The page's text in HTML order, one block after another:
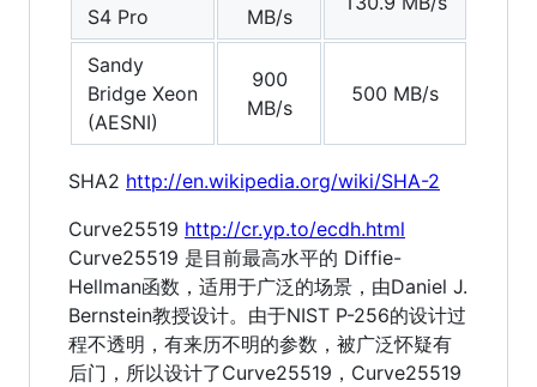
S4 Pro
MB/s
Sandy
Bridge Xeon
(AESNI)
900
MB/s
500 MB/s
SHA2 http://en.wikipedia.org/wiki/SHA-2
Curve25519 http://cr.yp.to/ecdh.html
Curve25519 是目前最高水平的 Diffie-
Hellman函数，适用于广泛的场景，由Daniel J.
Bernstein教授设计。由于NIST P-256的设计过
程不透明，有来历不明的参数，被广泛怀疑有
后门，所以设计了Curve25519，Curve25519